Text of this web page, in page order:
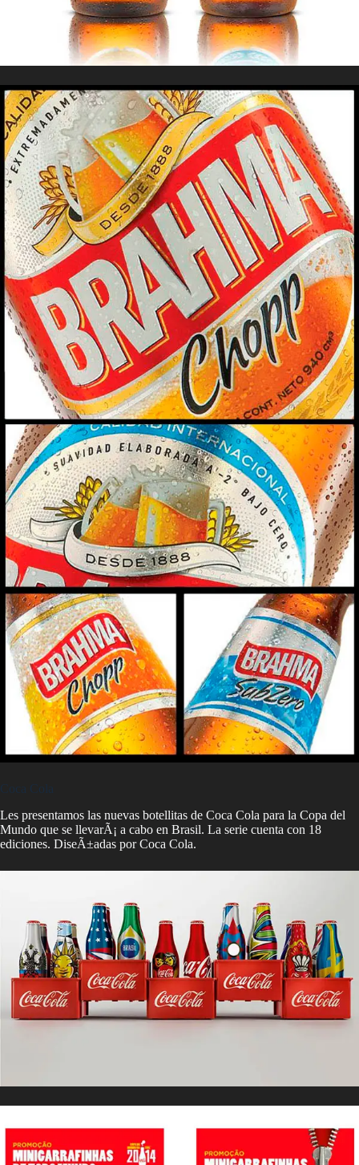
Coca Cola
Les presentamos las nuevas botellitas de Coca Cola para la Copa del
Mundo que se llevarÃ¡ a cabo en Brasil. La serie cuenta con 18
ediciones. DiseÃ±adas por Coca Cola.